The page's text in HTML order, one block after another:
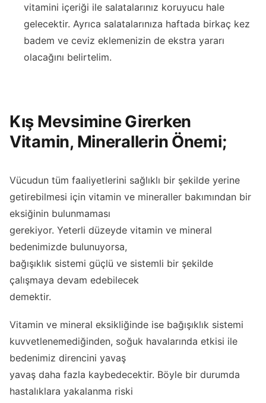
vitamini içeriği ile salatalarınız koruyucu hale
gelecektir. Ayrıca salatalarınıza haftada birkaç kez
badem ve ceviz eklemenizin de ekstra yararı
olacağını belirtelim.
Kış Mevsimine Girerken
Vitamin, Minerallerin Önemi;
Vücudun tüm faaliyetlerini sağlıklı bir şekilde yerine
getirebilmesi için vitamin ve mineraller bakımından bir
eksiğinin bulunmaması
gerekiyor. Yeterli düzeyde vitamin ve mineral
bedenimizde bulunuyorsa,
bağışıklık sistemi güçlü ve sistemli bir şekilde
çalışmaya devam edebilecek
demektir.
Vitamin ve mineral eksikliğinde ise bağışıklık sistemi
kuvvetlenemediğinden, soğuk havalarında etkisi ile
bedenimiz direncini yavaş
yavaş daha fazla kaybedecektir. Böyle bir durumda
hastalıklara yakalanma riski